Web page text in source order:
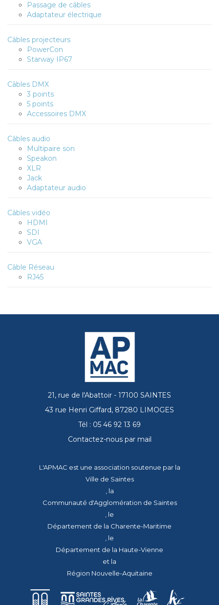
Passage de câbles
Adaptateur électrique
Câbles projecteurs
PowerCon
Starway IP67
Câbles DMX
3 points
5 points
Accessoires DMX
Câbles audio
Multipaire son
Speakon
XLR
Jack
Adaptateur audio
Câbles vidéo
HDMI
SDI
VGA
Câble Réseau
RJ45
21, rue de l'Abattoir - 17100 SAINTES
43 rue Henri Giffard, 87280 LIMOGES
Tél : 05 46 92 13 69
Contactez-nous par mail
L'APMAC est une association soutenue par la
Ville de Saintes
, la
Communauté d'Agglomération de Saintes
, le
Département de la Charente-Maritime
, le
Département de la Haute-Vienne
et la
Région Nouvelle-Aquitaine